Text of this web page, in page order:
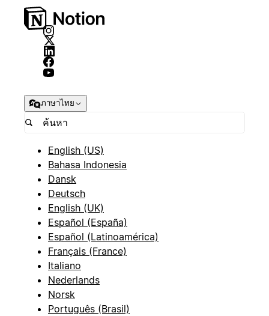
ภาษาไทย
English (US)
Bahasa Indonesia
Dansk
Deutsch
English (UK)
Español (España)
Español (Latinoamérica)
Français (France)
Italiano
Nederlands
Norsk
Português (Brasil)